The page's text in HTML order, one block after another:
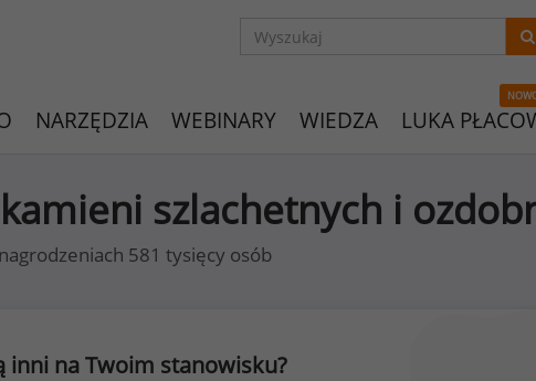
NARZĘDZIA WEBINARY WIEDZA LUKA
szlachetnych i
581 tysięcy osób
inni na Twoim stanowisku?